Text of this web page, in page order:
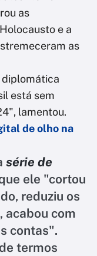
as
e a
as
diplomática
está sem
lamentou.
de olho na
série de
ele "cortou
reduziu os
acabou com
contas".
termos